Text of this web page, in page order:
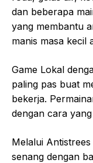
dan beberapa
yang membantu
manis masa kecil
Game Lokal
paling pas buat
bekerja.
dengan cara
Melalui
senang dengan